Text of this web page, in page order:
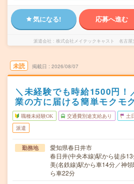
気になる! 応募へ進む
派遣会社 株式会社メイテックキャスト 名古
未読 掲載日 2026/08/07
＼未経験でも時給1500円
業の方に届ける簡単モクモ
職種未経験OK 交通費別途支給あり 土
派遣
勤務地
愛知県春日井市
春日井(中央本線)駅から徒歩
美(名鉄線)駅から車14分／神
ら車22分